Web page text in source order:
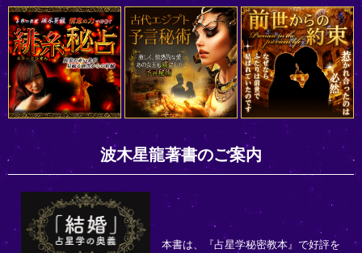
波木星龍著書のご案内
本書は、『占星学秘密教本』で好評を